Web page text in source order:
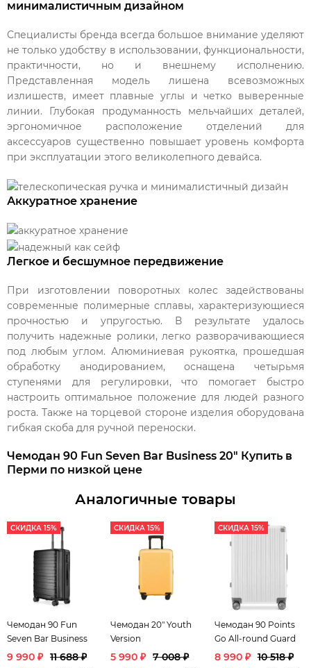
минималистичным дизайном
Специалисты бренда всегда большое внимание уделяют
не только удобству в использовании, функциональности,
практичности, но и внешнему исполнению.
Представленная модель лишена всевозможных
излишеств, имеет плавные углы и четко выверенные
линии. Глубокая продуманность мельчайших деталей,
эргономичное расположение отделений для
аксессуаров существенно повышает уровень комфорта
при эксплуатации этого великолепного девайса.
Аккуратное хранение
Легкое и бесшумное передвижение
При изготовлении поворотных колес задействованы
современные полимерные сплавы, характеризующиеся
прочностью и упругостью. В результате удалось
получить надежные ролики, легко разворачивающиеся
под любым углом. Алюминиевая рукоятка, прошедшая
обработку анодированием, оснащена четырьмя
ступенями для регулировки, что помогает быстро
настроить оптимальное положение для людей разного
роста. Также на торцевой стороне изделия оборудована
гибкая скоба для ручной переноски.
Чемодан 90 Fun Seven Bar Business 20" Купить в
Перми по низкой цене
Аналогичные товары
СКИДКА 15%
Чемодан 90 Fun
Seven Bar Business
28"
9 990 ₽ 11 688 ₽
СКИДКА 15%
Чемодан 20" Youth
Version
5 990 ₽ 7 008 ₽
СКИДКА 15%
Чемодан 90 Points
Go All-round Guard
Suitcase 20
8 990 ₽ 10 518 ₽